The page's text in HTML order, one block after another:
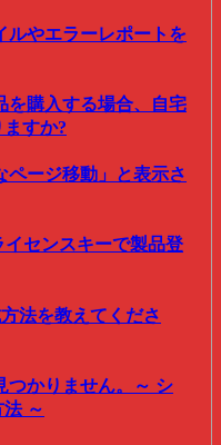
ルやエラーレポートを
を購入する場合、自宅
すか?
ページ移動」と表示さ
センスキーで製品登
法を教えてくださ
つかりません。～ シ
～